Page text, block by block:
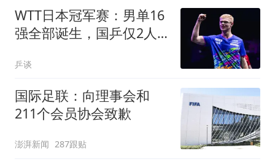
WTT日本冠军赛：男单16
强全部诞生，国乒仅2人
乒谈
国际足联：向理事会和
211个会员协会致歉
澎湃新闻 287跟贴